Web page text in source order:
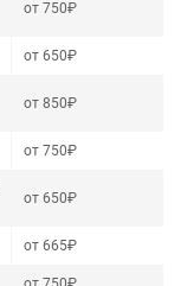
от 750₽
от 650₽
от 850₽
от 750₽
от 650₽
от 665₽